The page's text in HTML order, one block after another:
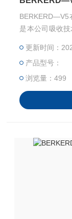
BERKERD—V5
是本公司吸收
及技术要求执
更新时间：
产品型号：
浏览量：499